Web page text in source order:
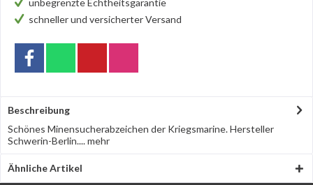
unbegrenzte Echtheitsgarantie
schneller und versicherter Versand
Beschreibung
Schönes Minensucherabzeichen der Kriegsmarine. Hersteller
Schwerin-Berlin....mehr
Ähnliche Artikel